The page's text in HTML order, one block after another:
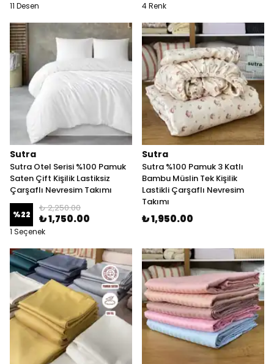
11 Desen 4 Renk
Sutra
Sutra Otel Serisi %100 Pamuk
Saten Çift Kişilik Lastiksiz
Çarşaflı Nevresim Takımı
%22
₺ 2,250.00
₺ 1,750.00
1 Seçenek
Sutra
Sutra %100 Pamuk 3 Katlı
Bambu Müslin Tek Kişilik
Lastikli Çarşaflı Nevresim
Takımı
₺ 1,950.00